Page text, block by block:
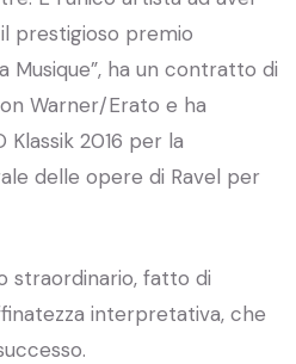
prestigioso premio
Musique”, ha un contratto di
Warner/Erato e ha
2016 per la
delle opere di Ravel per
straordinario, fatto di
interpretativa, che